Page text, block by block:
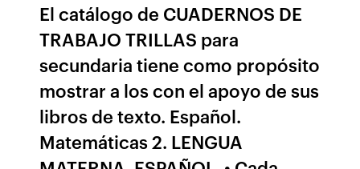
El catálogo de CUADERNOS DE
TRABAJO TRILLAS para
secundaria tiene como propósito
mostrar a los con el apoyo de sus
libros de texto. Español.
Matemáticas 2. LENGUA